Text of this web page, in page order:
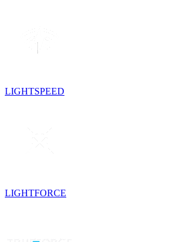
LIGHTSPEED
LIGHTFORCE